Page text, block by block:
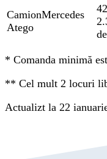
CamionMercedes
Atego
* Comanda minimă
** Cel mult 2 locuri
Actualizt la 22